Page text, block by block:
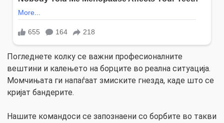
Погледнете колку се важни професионалните
вештини и калењето на борците во реална ситуација.
Момчињата ги напаѓаат змиските гнезда, каде што се
кријат бандерите.
Нашите командоси се запознаени со борбите во такви